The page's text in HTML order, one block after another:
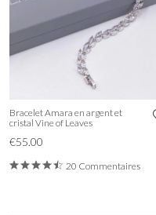
Bracelet Amara en argent et
cristal Vine of Leaves
€55.00
20 Commentaires